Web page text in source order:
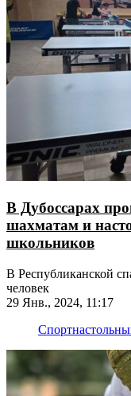
В Дубоссарах
шахматам и
школьников
В Республиканской
человек
29 Янв., 2024, 11:17
Спорт